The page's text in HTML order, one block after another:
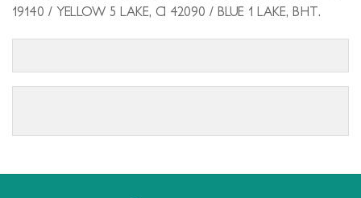
19140 / YELLOW 5 LAKE, CI 42090 / BLUE 1 LAKE, BHT.